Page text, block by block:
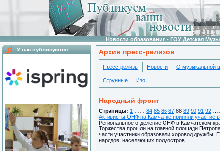
Новости образования - ГОУ Детская
У нас публикуются
Архив пресс-релизов
Пресс-релизы Новости О музыкальной
Струнные Изо
Народный фронт
Страницы: 1 84 85 86 87 88 89 90 91 92
Активисты ОНФ на Камчатке приняли участие
Региональное отделение ОНФ в Камчатском
Торжества прошли на главной площади
части участники образовали хоровод дружбы.
народов, населяющих полуостров.